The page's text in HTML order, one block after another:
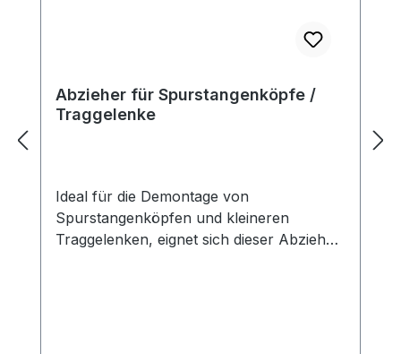
Abzieher für Spurstangenköpfe /
Traggelenke
Ideal für die Demontage von
Spurstangenköpfen und kleineren
Traggelenken, eignet sich dieser Abzieher